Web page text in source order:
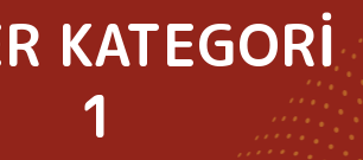
KATEGORİ
1